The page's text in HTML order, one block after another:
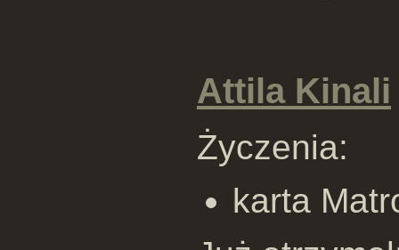
Attila Kinali
Życzenia:
karta